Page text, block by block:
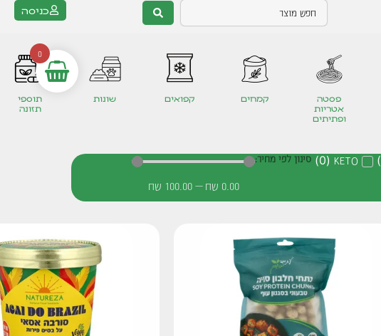
כניסה
פסטה
אטריות
ופתיתים
קמחים קפואים שונות
תוספי
תזונה
)
KETO
(
0
) סינון לפי מחיר:
0.00 שח —
100.00 שח
0